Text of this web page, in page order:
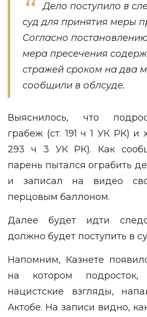
Дело поступило в
суд для принятия меры
Согласно
мера пресечения
стражей сроком на два
сообщили в облсуде.
Выяснилось, что
грабеж (ст. 191 ч 1 УК РК) и
293 ч 3 УК РК). Как
парень пытался ограбить
и записал на видео
перцовым баллоном.
Далее будет идти
должно будет поступить в
Напомним, Казнете
на котором подросток,
нацистские взгляды,
Актобе. На записи видно,